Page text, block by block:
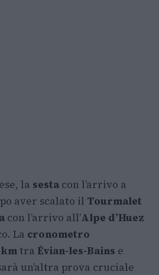
la sesta con l’arrivo a
aver scalato il Tourmalet
con l’arrivo all’Alpe d’Huez
La cronometro
tra Évian-les-Bains e
un’altra prova cruciale